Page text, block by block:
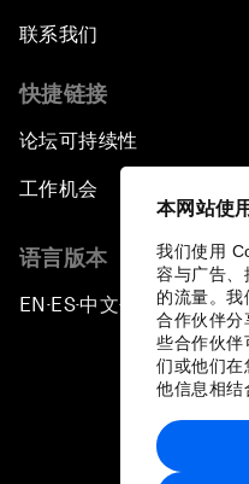
本网站使
我们使用
容与广告、
的流量。
合作伙伴分
些合作伙伴
们或他们在
他信息相结
联系我们
快捷链接
论坛可持续性
工作机会
语言版本
EN ▪ ES▪中文▪ 日本語